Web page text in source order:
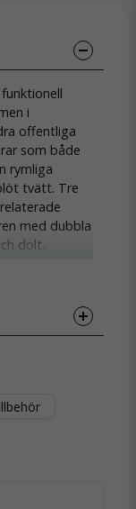
i
offentliga
som både
rymliga
tvätt. Tre
med dubbla
dolt.
beställas
bäst.
höjden
Ett smart
mer